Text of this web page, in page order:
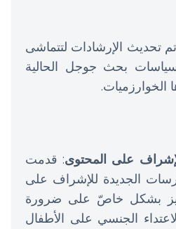
تحديث الإرشادات لتتماشى
بحث جوجل الحالية
الخوارزميات.
على المحتوى: قدمت
الجديدة للإشراف على
بشكل خاصّ على ضرورة
الجنسي على الأطفال